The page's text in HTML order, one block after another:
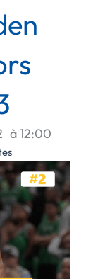
à12:00